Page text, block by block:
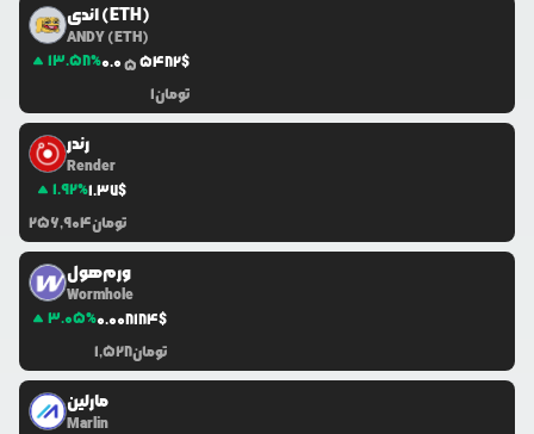
اندی (ETH)
ANDY (ETH)
13.58%0.055482$
1تومان
رندر
Render
1.92%1.37$
256,904تومان
ورم‌هول
Wormhole
3.05%0.008184$
1,528تومان
مارلین
Marlin